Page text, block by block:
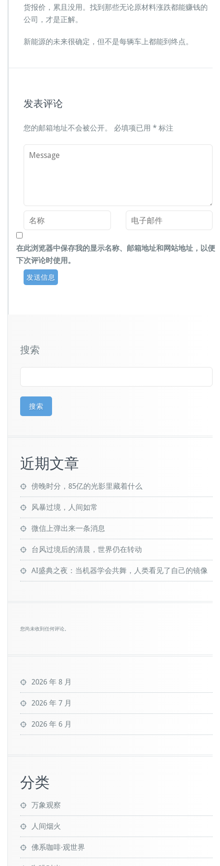
货报价，累且没用。找到那些无论原材料涨跌都能赚钱的
公司，才是正解。
新能源的未来很确定，但不是每辆车上都能到终点。
发表评论
您的邮箱地址不会被公开。 必填项已用 * 标注
在此浏览器中保存我的显示名称、邮箱地址和网站地址，以便
下次评论时使用。
搜索
搜索
近期文章
傍晚时分，85亿的光影里藏着什么
风暴过境，人间如常
微信上弹出来一条消息
台风过境后的清晨，世界仍在转动
AI盛典之夜：当机器学会共舞，人类看见了自己的镜像
您尚未收到任何评论。
2026 年 8 月
2026 年 7 月
2026 年 6 月
分类
万象观察
人间烟火
佛系咖啡·观世界